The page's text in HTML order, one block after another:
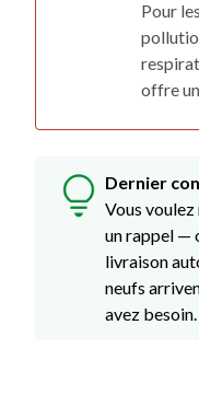
Pour
offre
Dernier
Vous
un rappel —
livraison
neufs
avez besoin.